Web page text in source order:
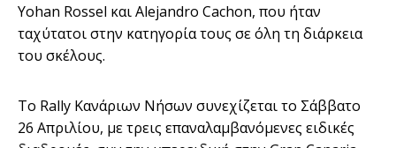
Yohan Rossel και Alejandro Cachon, που ήταν
ταχύτατοι στην κατηγορία τους σε όλη τη διάρκεια
του σκέλους.
Το Rally Κανάριων Νήσων συνεχίζεται το Σάββατο
26 Απριλίου, με τρεις επαναλαμβανόμενες ειδικές